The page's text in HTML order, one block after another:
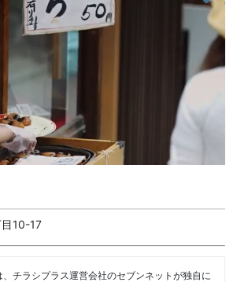
10-17
、チラシプラス運営会社のセブンネットが独自に